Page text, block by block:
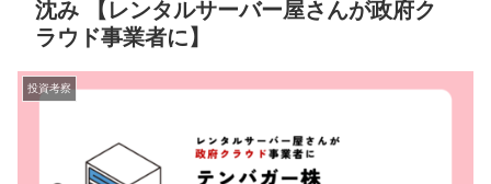
沈み 【レンタルサーバー屋さんが政府ク
ラウド事業者に】
投資考察